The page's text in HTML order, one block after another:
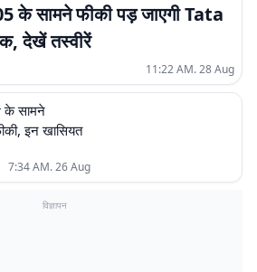
सामने फीकी पड़ जाएगी Tata
देखें तस्वीरें
11:22 AM. 28 Aug
के सामने
इन खासियत
7:34 AM. 26 Aug
विज्ञापन